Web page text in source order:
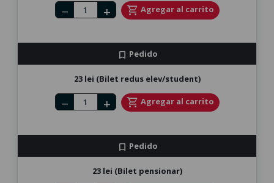
Number of tickets
remove add shopping_cart Agregar al carrito
bookmark Pedido
23 lei (Bilet redus elev/student)
Number of tickets
remove add shopping_cart Agregar al carrito
bookmark Pedido
23 lei (Bilet pensionar)